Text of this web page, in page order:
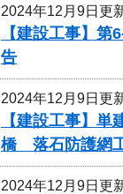
2024年12月9日更
【建設工事】
告
2024年12月9日更
【建設工事】
橋 落石防護網
2024年12月9日更